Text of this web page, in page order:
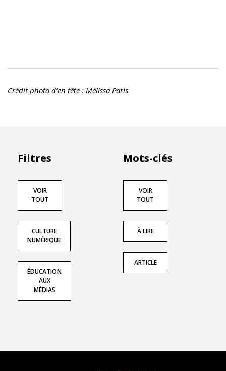
Crédit photo d’en tête : Mélissa Paris
Filtres
VOIR
TOUT
CULTURE
NUMÉRIQUE
ÉDUCATION
AUX
MÉDIAS
Mots-clés
VOIR
TOUT
À LIRE
ARTICLE